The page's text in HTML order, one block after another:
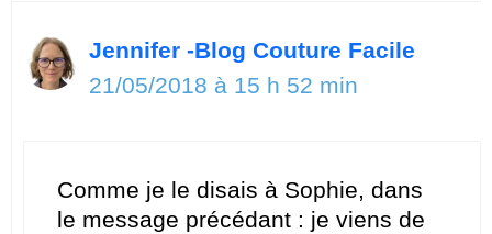
Jennifer -Blog Couture Facile
21/05/2018 à 15 h 52 min
Comme je le disais à Sophie, dans
le message précédant : je viens de